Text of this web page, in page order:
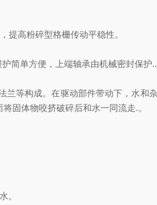
提高粉碎型格栅传动平稳性。
简单方便，上端轴承由机械密封保护..
等构成。在驱动部件带动下，水和
固体物咬挤破碎后和水一同流走.。
。